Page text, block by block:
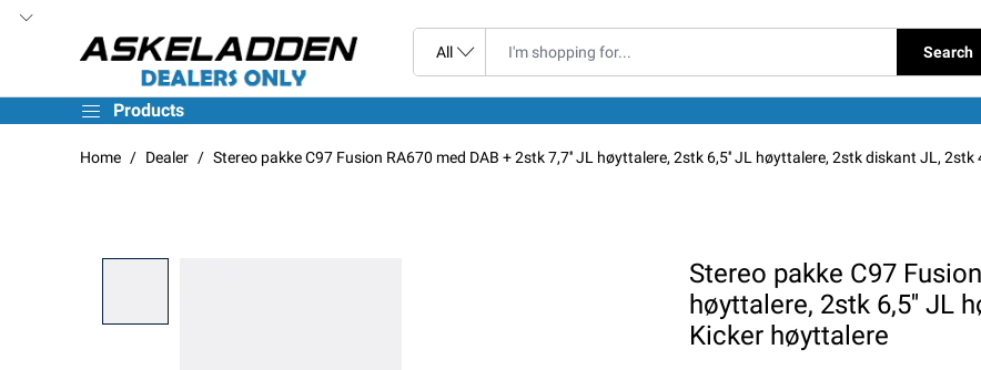
Search
Products
Home Dealer Stereo pakke C97 Fusion RA670 med DAB + 2stk 7,7'' JL høyttalere, 2stk 6,5'' JL høyttalere, 2stk diskant JL, 2stk
Stereo pakke C97
høyttalere, 2stk 6,5'' JL
Kicker høyttalere